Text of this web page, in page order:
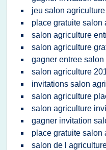
jeu salon agriculture
place gratuite salon
salon agriculture
salon agriculture
gagner entree
salon agriculture
invitations salon
salon agriculture
salon agriculture
gagner invitation
place gratuite salon
salon de l